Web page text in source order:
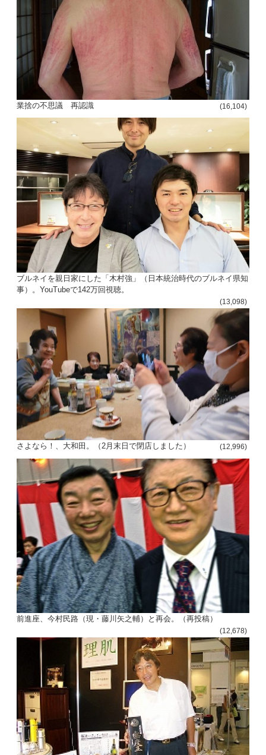
業捨の不思議 再認識 (16,104)
ブルネイを親日家にした「木村強」（日本統治時代のブルネイ県知
事）。YouTubeで142万回視聴。
(13,098)
さよなら！、大和田。（2月末日で閉店しました） (12,996)
前進座、今村民路（現・藤川矢之輔）と再会。（再投稿）
(12,678)